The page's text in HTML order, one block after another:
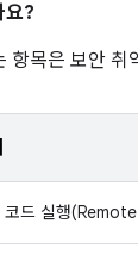
요?
항목은 보안 취
코드 실행